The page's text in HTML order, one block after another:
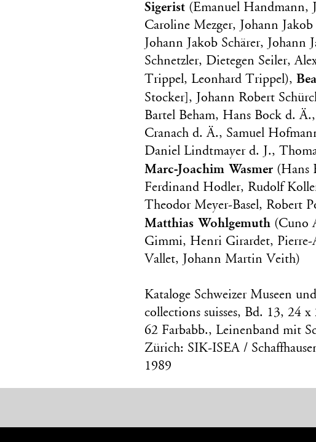
Sigerist (Emanuel Handmann,
Caroline Mezger, Johann
Johann Jakob Schärer, Johann
Schnetzler, Dietegen Seiler,
Trippel, Leonhard Trippel),
Stocker], Johann Robert
Bartel Beham, Hans Bock d.
Cranach d. Ä., Samuel
Daniel Lindtmayer d. J.,
Marc-Joachim Wasmer (Hans
Ferdinand Hodler, Rudolf
Theodor Meyer-Basel, Robert
Matthias Wohlgemuth (Cuno
Gimmi, Henri Girardet, Pierre-
Vallet, Johann Martin Veith)
Kataloge Schweizer Museen
collections suisses, Bd. 13, 24
62 Farbabb., Leinenband mit
Zürich: SIK-ISEA /
1989